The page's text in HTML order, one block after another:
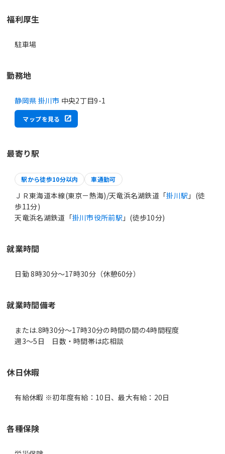
福利厚生
駐車場
勤務地
静岡県 掛川市 中央2丁目9-1
マップを見る
最寄り駅
駅から徒歩10分以内 車通勤可
ＪＲ東海道本線(東京－熱海)/天竜浜名湖鉄道「掛川駅 」(徒
歩11分)
天竜浜名湖鉄道「掛川市役所前駅 」(徒歩10分)
就業時間
日勤 8時30分〜17時30分（休憩60分）
就業時間備考
または.8時30分～17時30分の時間の間の4時間程度
休日休暇
有給休暇 ※初年度有給：10日、最大有給：20日
各種保険